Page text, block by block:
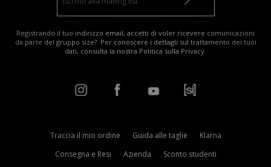
Registrando il tuo indirizzo email, accetti di voler ricevere comunicazioni
da parte del gruppo size?. Per conoscere i dettagli sul trattamento dei tuoi
dati, consulta la nostra Politica sulla Privacy.
Traccia il mio ordine Guida alle taglie
Klarna
Consegna e Resi
Azienda
Sconto studenti